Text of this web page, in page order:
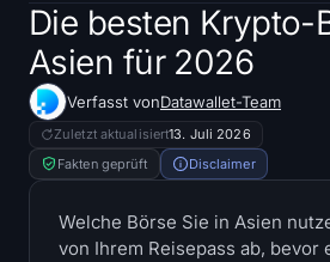
Recherche
ETF-Tracker
Bitcoin ETFs
Solana ETFs
Die besten Krypto-
Asien für 2026
Verfasst vonDatawallet-Team
Zuletzt aktualisiert13. Juli 2026
Fakten geprüft
Disclaimer
Welche Börse Sie in Asien
von Ihrem Reisepass ab, bevor